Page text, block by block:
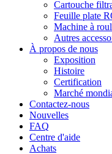
Cartouche
Feuille plate
Machine à
Autres
À propos de nous
Exposition
Histoire
Certification
Marché
Contactez-nous
Nouvelles
FAQ
Centre d'aide
Achats